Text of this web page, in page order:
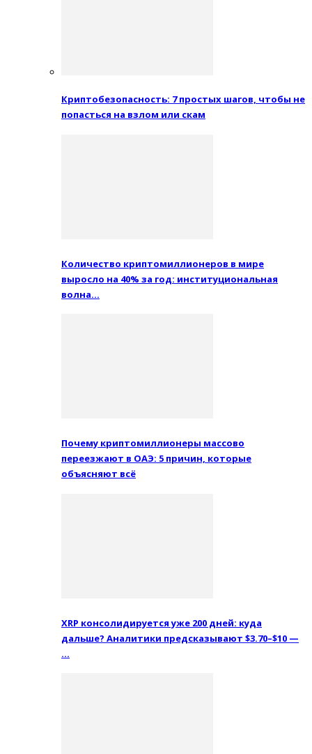
Криптобезопасность: 7 простых шагов, чтобы не
попасться на взлом или скам
Количество криптомиллионеров в мире
выросло на 40% за год: институциональная
волна…
Почему криптомиллионеры массово
переезжают в ОАЭ: 5 причин, которые
объясняют всё
XRP консолидируется уже 200 дней: куда
дальше? Аналитики предсказывают $3.70–$10 —
…